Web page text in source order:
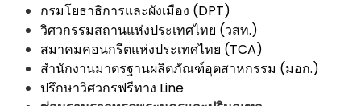
กรมโยธาธิการและผังเมือง (DPT)
วิศวกรรมสถานแห่งประเทศไทย (วสท.)
สมาคมคอนกรีตแห่งประเทศไทย (TCA)
สำนักงานมาตรฐานผลิตภัณฑ์อุตสาหกรรม (มอก.)
ปรึกษาวิศวกรฟรีทาง Line